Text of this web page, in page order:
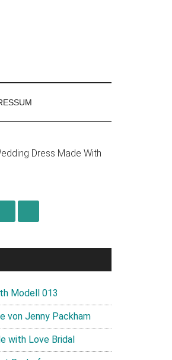
Modell 013
von Jenny Packham
with Love Bridal